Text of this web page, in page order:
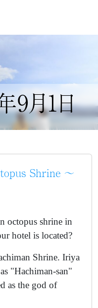
9月1日
Shrine ～
octopus shrine in
hotel is located?
Shrine. Iriya
"Hachiman-san"
as the god of